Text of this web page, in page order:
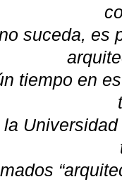
suceda, es
tiempo en